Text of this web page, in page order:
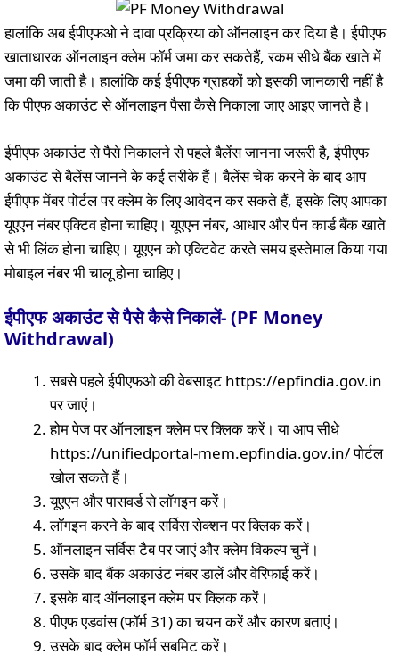
हालांकि अब ईपीएफओ ने दावा प्रक्रिया को ऑनलाइन कर दिया है। ईपीएफ
खाताधारक ऑनलाइन क्लेम फॉर्म जमा कर सकतेहैं, रकम सीधे बैंक खाते में
जमा की जाती है। हालांकि कई ईपीएफ ग्राहकों को इसकी जानकारी नहीं है
कि पीएफ अकाउंट से ऑनलाइन पैसा कैसे निकाला जाए आइए जानते है।
ईपीएफ अकाउंट से पैसे निकालने से पहले बैलेंस जानना जरूरी है, ईपीएफ
अकाउंट से बैलेंस जानने के कई तरीके हैं। बैलेंस चेक करने के बाद आप
ईपीएफ मेंबर पोर्टल पर क्लेम के लिए आवेदन कर सकते हैं,इसके लिए आपका
यूएएन नंबर एक्टिव होना चाहिए। यूएएन नंबर, आधार और पैन कार्ड बैंक खाते
से भी लिंक होना चाहिए। यूएएन को एक्टिवेट करते समय इस्तेमाल किया गया
मोबाइल नंबर भी चालू होना चाहिए।
ईपीएफ अकाउंट से पैसे कैसे निकालें- (PF Money
Withdrawal)
सबसे पहले ईपीएफओ की वेबसाइट https://epfindia.gov.in
पर जाएं।
होम पेज पर ऑनलाइन क्लेम पर क्लिक करें। या आप सीधे
https://unifiedportal-mem.epfindia.gov.in/ पोर्टल
खोल सकते हैं।
यूएएन और पासवर्ड से लॉगइन करें।
लॉगइन करने के बाद सर्विस सेक्शन पर क्लिक करें।
ऑनलाइन सर्विस टैब पर जाएं और क्लेम विकल्प चुनें।
उसके बाद बैंक अकाउंट नंबर डालें और वेरिफाई करें।
इसके बाद ऑनलाइन क्लेम पर क्लिक करें।
पीएफ एडवांस (फॉर्म 31) का चयन करें और कारण बताएं।
उसके बाद क्लेम फॉर्म सबमिट करें।